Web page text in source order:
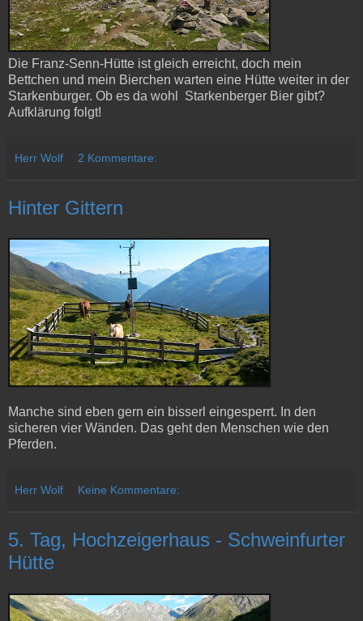
Die Franz-Senn-Hütte ist gleich erreicht, doch mein
Bettchen und mein Bierchen warten eine Hütte weiter in der
Starkenburger. Ob es da wohl Starkenberger Bier gibt?
Aufklärung folgt!
Herr Wolf 2 Kommentare:
Hinter Gittern
Manche sind eben gern ein bisserl eingesperrt. In den
sicheren vier Wänden. Das geht den Menschen wie den
Pferden.
Herr Wolf Keine Kommentare:
5. Tag, Hochzeigerhaus - Schweinfurter
Hütte